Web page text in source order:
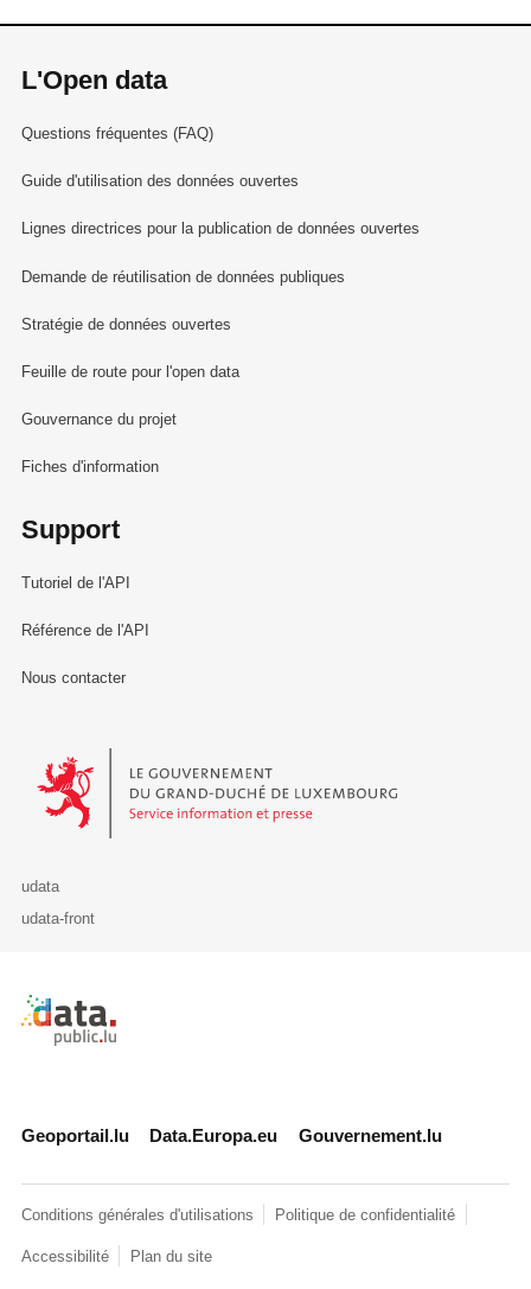
L'Open data
Questions fréquentes (FAQ)
Guide d'utilisation des données ouvertes
Lignes directrices pour la publication de données ouvertes
Demande de réutilisation de données publiques
Stratégie de données ouvertes
Feuille de route pour l'open data
Gouvernance du projet
Fiches d'information
Support
Tutoriel de l'API
Référence de l'API
Nous contacter
Le Gouvernement du Grand-Duché de Luxembourg - Service
udata
udata-front
Retour à l'accueil de data.public.lu
Geoportail.lu Data.Europa.eu Gouvernement.lu
Conditions générales d'utilisations Politique de confidentialité
Accessibilité Plan du site